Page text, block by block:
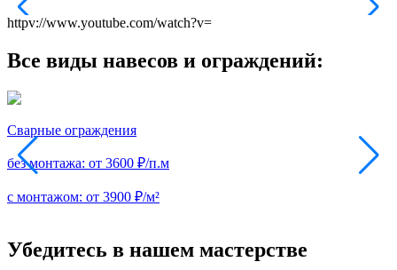
httpv://www.youtube.com/watch?v=
Все виды навесов и ограждений:
Сварные ограждения
без монтажа: от 3600 ₽/п.м
с монтажом: от 3900 ₽/м²
Убедитесь в нашем мастерстве